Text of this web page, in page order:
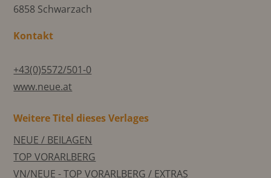
6858 Schwarzach
Kontakt
+43(0)5572/501-0
www.neue.at
Weitere Titel dieses Verlages
NEUE / BEILAGEN
TOP VORARLBERG
VN/NEUE - TOP VORARLBERG / EXTRAS